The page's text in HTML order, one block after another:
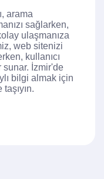
arama
sağlarken,
ulaşmanıza
web sitenizi
kullanıcı
sunar. İzmir'de
bilgi almak için